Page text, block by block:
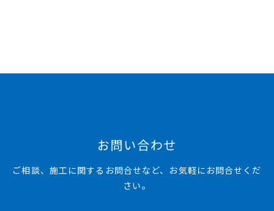
お問い合わせ
ご相談、施工に関するお問合せなど、お気軽にお問合せくだ
さい。